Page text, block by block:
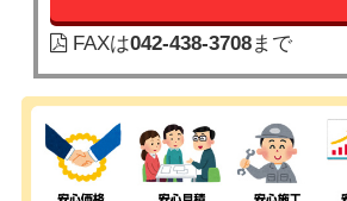
FAXは042-438-3708まで